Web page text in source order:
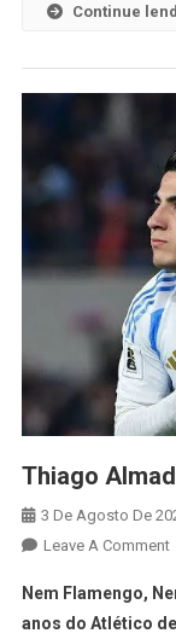
Continue
Thiago
3 De Agosto De
Leave A Comment
Nem Flamengo,
anos do Atlético